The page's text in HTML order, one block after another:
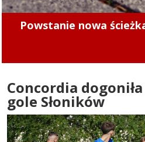
Minęły 4 lata.
Concordia
gole Słoników